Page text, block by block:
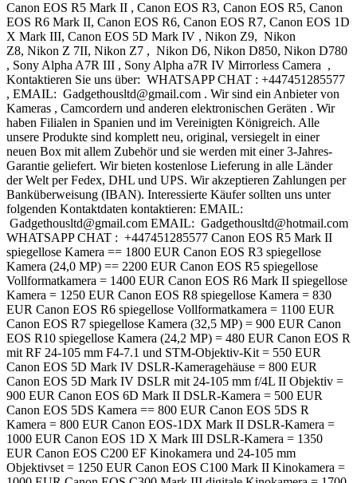
Canon EOS R5 Mark II , Canon EOS R3, Canon EOS R5, Canon
EOS R6 Mark II, Canon EOS R6, Canon EOS R7, Canon EOS 1D
X Mark III, Canon EOS 5D Mark IV , Nikon Z9, Nikon
Z8, Nikon Z 7II, Nikon Z7 , Nikon D6, Nikon D850, Nikon D780
, Sony Alpha A7R III , Sony Alpha a7R IV Mirrorless Camera ,
Kontaktieren Sie uns über: WHATSAPP CHAT : +447451285577
, EMAIL: Gadgethousltd@gmail.com . Wir sind ein Anbieter von
Kameras , Camcordern und anderen elektronischen Geräten . Wir
haben Filialen in Spanien und im Vereinigten Königreich. Alle
unsere Produkte sind komplett neu, original, versiegelt in einer
neuen Box mit allem Zubehör und sie werden mit einer 3-Jahres-
Garantie geliefert. Wir bieten kostenlose Lieferung in alle Länder
der Welt per Fedex, DHL und UPS. Wir akzeptieren Zahlungen per
Banküberweisung (IBAN). Interessierte Käufer sollten uns unter
folgenden Kontaktdaten kontaktieren: EMAIL:
Gadgethousltd@gmail.com EMAIL: Gadgethousltd@hotmail.com
WHATSAPP CHAT : +447451285577 Canon EOS R5 Mark II
spiegellose Kamera == 1800 EUR Canon EOS R3 spiegellose
Kamera (24,0 MP) == 2200 EUR Canon EOS R5 spiegellose
Vollformatkamera = 1400 EUR Canon EOS R6 Mark II spiegellose
Kamera = 1250 EUR Canon EOS R8 spiegellose Kamera = 830
EUR Canon EOS R6 spiegellose Vollformatkamera = 1100 EUR
Canon EOS R7 spiegellose Kamera (32,5 MP) = 900 EUR Canon
EOS R10 spiegellose Kamera (24,2 MP) = 480 EUR Canon EOS R
mit RF 24-105 mm F4-7.1 und STM-Objektiv-Kit = 550 EUR
Canon EOS 5D Mark IV DSLR-Kameragehäuse = 800 EUR
Canon EOS 5D Mark IV DSLR mit 24-105 mm f/4L II Objektiv =
900 EUR Canon EOS 6D Mark II DSLR-Kamera = 500 EUR
Canon EOS 5DS Kamera == 800 EUR Canon EOS 5DS R
Kamera = 800 EUR Canon EOS-1DX Mark II DSLR-Kamera =
1000 EUR Canon EOS 1D X Mark III DSLR-Kamera = 1350
EUR Canon EOS C200 EF Kinokamera und 24-105 mm
Objektivset = 1250 EUR Canon EOS C100 Mark II Kinokamera =